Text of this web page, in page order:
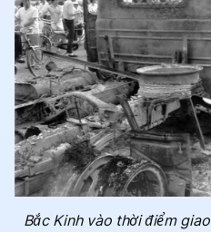
Bắc Kinh vào thời điểm